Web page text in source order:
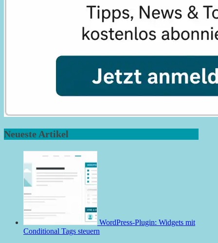
Neueste Artikel
WordPress-Plugin: Widgets mit
Conditional Tags steuern